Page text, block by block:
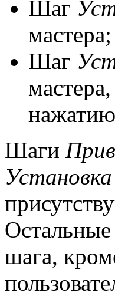
Шаг
мастера;
Шаг
Шаги
шага,